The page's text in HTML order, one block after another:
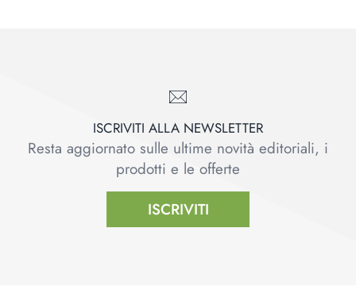
ISCRIVITI ALLA NEWSLETTER
Resta aggiornato sulle ultime novità editoriali, i
prodotti e le offerte
ISCRIVITI